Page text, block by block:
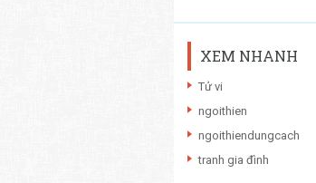
XEM NHANH
Tử vi
ngoithien
ngoithiendungcach
tranh gia đình